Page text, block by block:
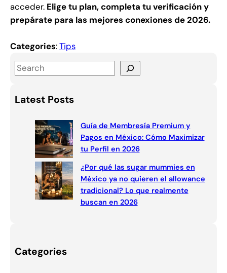
acceder. Elige tu plan, completa tu verificación y
prepárate para las mejores conexiones de 2026.
Categories:Tips
S
a
r
Latest Posts
Guía de Membresía Premium y
Pagos en México: Cómo Maximizar
tu Perfil en 2026
¿Por qué las sugar mummies en
México ya no quieren el allowance
tradicional? Lo que realmente
buscan en 2026
Categories